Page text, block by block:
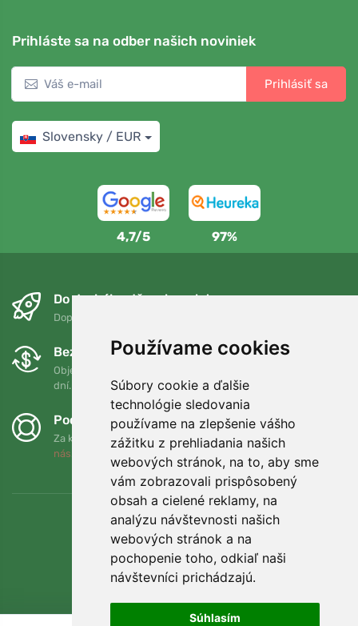
Používame cookies
Súbory cookie a ďalšie
technológie sledovania
používame na zlepšenie vášho
zážitku z prehliadania našich
webových stránok, na to, aby sme
vám zobrazovali prispôsobený
obsah a cielené reklamy, na
analýzu návštevnosti našich
webových stránok a na
pochopenie toho, odkiaľ naši
návštevníci prichádzajú.
Súhlasím
Prihláste sa na odber našich noviniek
Prihlásiť sa
Slovensky / EUR
4,7/5 97%
Do druhého dňa a bezplatne
Doprava zadarmo pri objednávkach nad 75 EUR
Bezplatná výmena a vrátenie tovaru
Objednávku môžete kedykoľvek vrátiť alebo vymeniť do 90
dní.
Podporujeme Trees.org
Za každú objednávku zasadíme strom! Prečítajte si viac
nás